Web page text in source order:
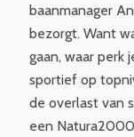
baanmanager
bezorgt. Want
gaan, waar perk
sportief op
de overlast van
een